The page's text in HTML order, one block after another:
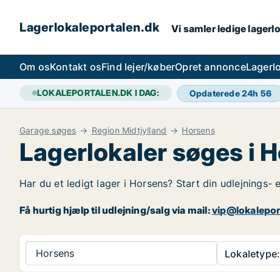
Lagerlokaleportalen.dk Vi samler ledige
Om osKontakt osFind lejer/køberOpret annonce
LOKALEPORTALEN.DK I DAG: Opdaterede 24h 56
Garage søges Region Midtjylland Horsens
Lagerlokaler søges i
Har du et ledigt lager i Horsens? Start din udlejnings-
Få hurtig hjælp til udlejning/salg via mail:
Horsens Lokaletype: